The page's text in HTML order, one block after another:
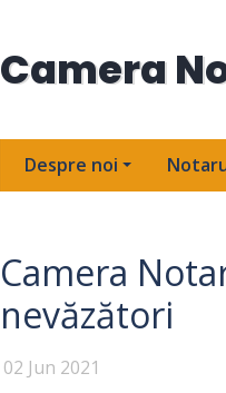
Camera
Despre noi
Camera
nevăzători
02 Jun 2021